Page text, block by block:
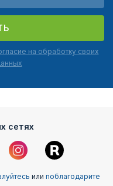
на обработку своих
сетях
или поблагодарите